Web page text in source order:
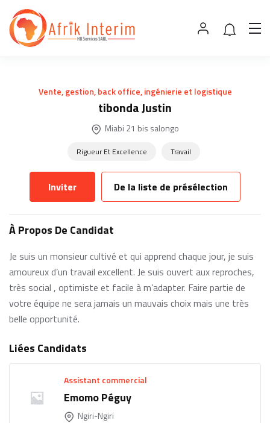
Vente, gestion, back office, ingénierie et logistique
tibonda Justin
Miabi 21 bis salongo
Rigueur Et Excellence Travail
Inviter De la liste de présélection
À Propos De Candidat
Je suis un monsieur cultivé et qui apprend chaque jour, je suis
amoureux d’un travail excellent. Je suis ouvert aux reproches,
très social , optimiste et facile à m’adapter. Faire partie de
votre équipe ne sera jamais un mauvais choix mais une très
belle opportunité.
Liées Candidats
Assistant commercial
Emomo Péguy
Ngiri-Ngiri